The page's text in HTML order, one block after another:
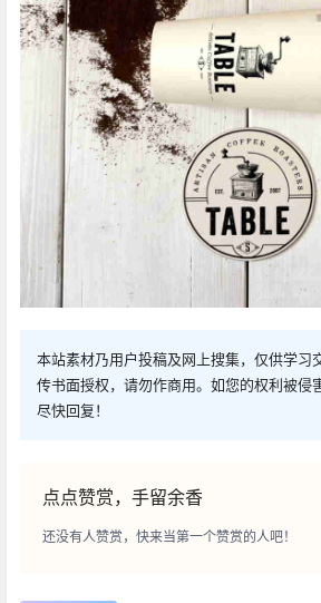
本站素材乃用户投稿及网上搜集，仅供学习
传书面授权，请勿作商用。如您的权利被侵
尽快回复！
点点赞赏，手留余香
还没有人赞赏，快来当第一个赞赏的人吧！